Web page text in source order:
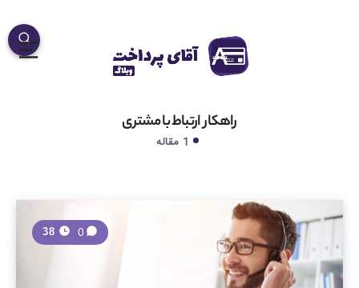
راهکار ارتباط با مشتری
0